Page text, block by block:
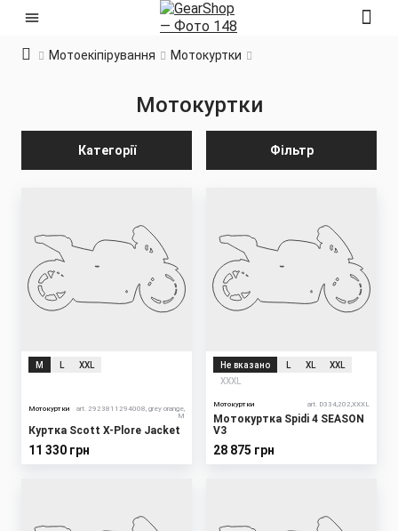
Мотоекіпірування Мотокуртки
Мотокуртки
M XXL
Мотокуртки
art. 2923811294008, grey orange,
M
Куртка Scott X-Plore Jacket
11 330 грн
Не вказано XL
XXL
XXXL
Мотокуртки art. D334,202,XXXL
Мотокуртка Spidi 4 SEASON
V3
28 875 грн
Категорії Фільтр